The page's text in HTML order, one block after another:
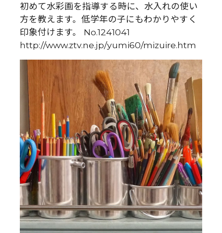
初めて水彩画を指導する時に、水入れの使い
方を教えます。低学年の子にもわかりやすく
印象付けます。 No.1241041
http://www.ztv.ne.jp/yumi60/mizuire.htm